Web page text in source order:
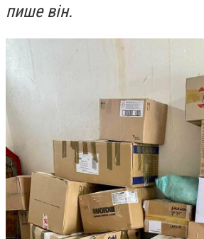
пише він.